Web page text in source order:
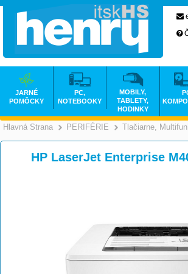
Hlavná Strana >
PERIFÉRIE Tlačiarne,
HP LaserJet Enterprise
JARNÉ
POMÔCKY
PC,
NOTEBOOKY
MOBILY,
TABLETY,
HODINKY